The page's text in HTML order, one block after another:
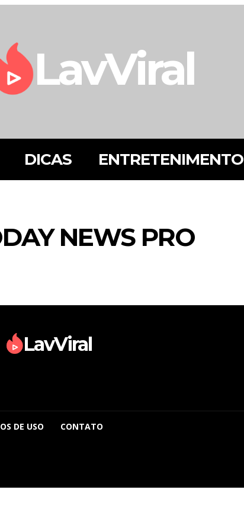
LavViral
DICAS ENTRETENIMENTO
NEWS PRO
LavViral
DE USO CONTATO